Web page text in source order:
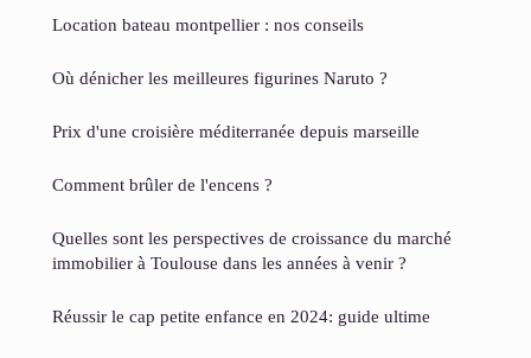
Location bateau montpellier : nos conseils
Où dénicher les meilleures figurines Naruto ?
Prix d'une croisière méditerranée depuis marseille
Comment brûler de l'encens ?
Quelles sont les perspectives de croissance du marché
immobilier à Toulouse dans les années à venir ?
Réussir le cap petite enfance en 2024: guide ultime